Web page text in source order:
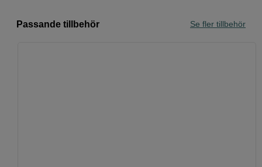
Passande tillbehör Se fler tillbehör